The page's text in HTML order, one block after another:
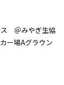
ス ＠みやぎ生協
ー場Aグラウン